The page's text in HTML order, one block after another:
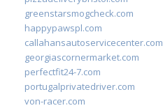
greenstarsmogcheck.com
happypawspl.com
callahansautoservicecenter.com
georgiascornermarket.com
perfectfit24-7.com
portugalprivatedriver.com
von-racer.com